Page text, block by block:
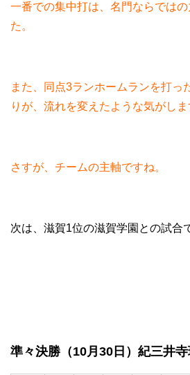
一番での集中打は、名門ならでは
た。
また、同点3ランホームランを打っ
りが、流れを変えたような気がしま
さすが、チームの主軸ですね。
次は、滋賀1位の滋賀学園との試合
準々決勝（10月30日）紀三井